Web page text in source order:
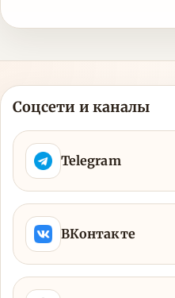
Соцсети и каналы
Telegram
ВКонтакте